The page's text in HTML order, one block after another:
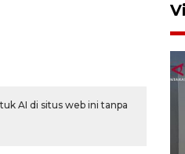
AI di situs web ini tanpa